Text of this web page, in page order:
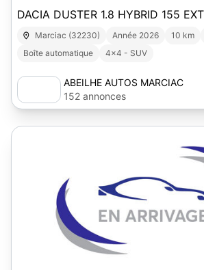
DACIA DUSTER 1.8 HYBRID 155
Marciac (32230) Année 2026 10 km
Boîte automatique
4x4 - SUV
ABEILHE AUTOS MARCIAC
152 annonces